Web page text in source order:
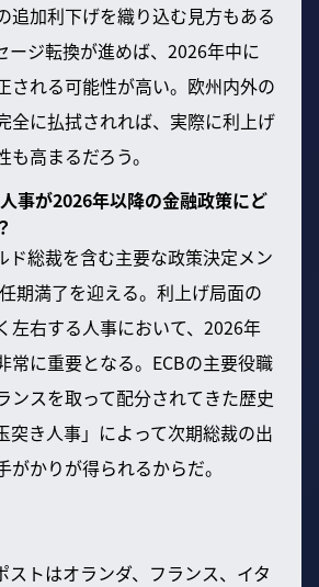
追加利下げを織り込む見方もある
ージ転換が進めば、2026年中に
される可能性が高い。欧州内外の
全に払拭されれば、実際に利上げ
高まるだろう。
事が2026年以降の金融政策にど
ド総裁を含む主要な政策決定メン
期満了を迎える。利上げ局面の
左右する人事において、2026年
常に重要となる。ECBの主要役職
ンスを取って配分されてきた歴史
突き人事」によって次期総裁の出
がかりが得られるからだ。
ストはオランダ、フランス、イタ